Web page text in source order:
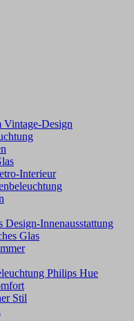
Design
Interieur
Design-Innenausstattung
Glas
Philips Hue
Stil